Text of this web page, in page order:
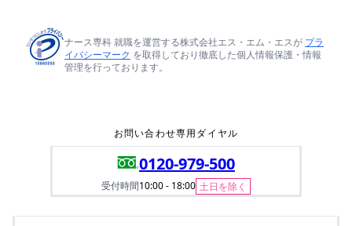
ナース専科 就職を運営する株式会社エス・エム・エスが プラ
イバシーマーク を取得しており徹底した個人情報保護・情報
管理を行っております。
お問い合わせ専用ダイヤル
0120-979-500
受付時間10:00 - 18:00 土日を除く